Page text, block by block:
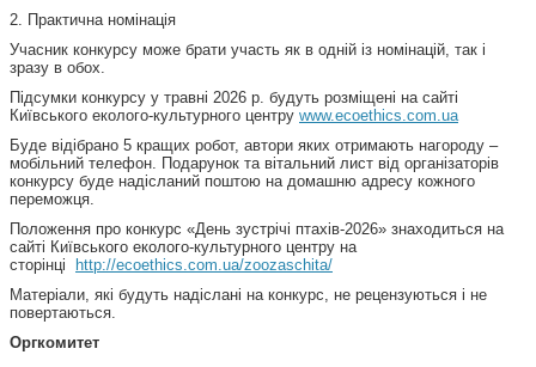
2. Практична номінація
Учасник конкурсу може брати участь як в одній із номінацій, так і
зразу в обох.
Підсумки конкурсу у травні 2026 р. будуть розміщені на сайті
Київського еколого-культурного центру www.ecoethics.com.ua
Буде відібрано 5 кращих робот, автори яких отримають нагороду –
мобільний телефон. Подарунок та вітальний лист від організаторів
конкурсу буде надісланий поштою на домашню адресу кожного
переможця.
Положення про конкурс «День зустрічі птахів-2026» знаходиться на
сайті Київського еколого-культурного центру на
сторінці
http://ecoethics.com.ua/zoozaschita/
Матеріали, які будуть надіслані на конкурс, не рецензуються і не
повертаються.
Оргкомитет